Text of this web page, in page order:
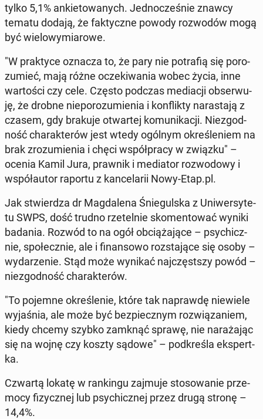
tylko 5,1% an­kie­to­wa­nych. Jed­no­cze­śnie znawcy
tematu dodają, że fak­tycz­ne powody roz­wo­dów mogą
być wie­lo­wy­mia­ro­we.
"W prak­ty­ce oznacza to, że pary nie po­tra­fią się po­ro­
zu­mieć, mają różne ocze­ki­wa­nia wobec życia, inne
war­to­ści czy cele. Często podczas me­dia­cji ob­ser­wu­
ję, że drobne nie­po­ro­zu­mie­nia i kon­flik­ty na­ra­sta­ją z
czasem, gdy brakuje otwar­tej ko­mu­ni­ka­cji. Nie­zgod­
ność cha­rak­te­rów jest wtedy ogólnym okre­śle­niem na
brak zro­zu­mie­nia i chęci współ­pra­cy w związku" –
ocenia Kamil Jura, prawnik i me­dia­tor roz­wo­do­wy i
współ­au­tor raportu z kan­ce­la­rii Nowy-Etap.pl.
Jak stwier­dza dr Mag­da­le­na Śnie­gul­ska z Uni­wer­sy­te­
tu SWPS, dość trudno rze­tel­nie sko­men­to­wać wyniki
badania. Rozwód to na ogół ob­cią­ża­ją­ce – psy­chicz­
nie, spo­łecz­nie, ale i fi­nan­so­wo roz­sta­ją­ce się osoby –
wy­da­rze­nie. Stąd może wynikać naj­częst­szy powód –
nie­zgod­ność cha­rak­te­rów.
"To pojemne okre­śle­nie, które tak na­praw­dę nie­wie­le
wy­ja­śnia, ale może być bez­piecz­nym roz­wią­za­niem,
kiedy chcemy szybko zamknąć sprawę, nie na­ra­ża­jąc
się na wojnę czy koszty sądowe" – pod­kre­śla eks­pert­
ka.
Czwartą lokatę w ran­kin­gu zajmuje sto­so­wa­nie prze­
mo­cy fi­zycz­nej lub psy­chicz­nej przez drugą stronę –
14,4%.